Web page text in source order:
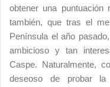
obtener una
también, que tras el
Península el año
ambicioso y tan
Caspe. Naturalmente,
deseoso de probar